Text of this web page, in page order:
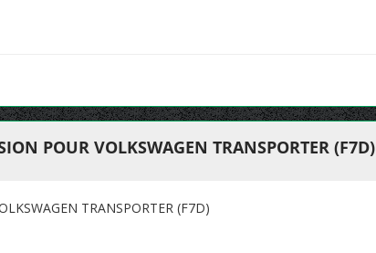
POUR VOLKSWAGEN TRANSPORTER (F7D)
TRANSPORTER (F7D)